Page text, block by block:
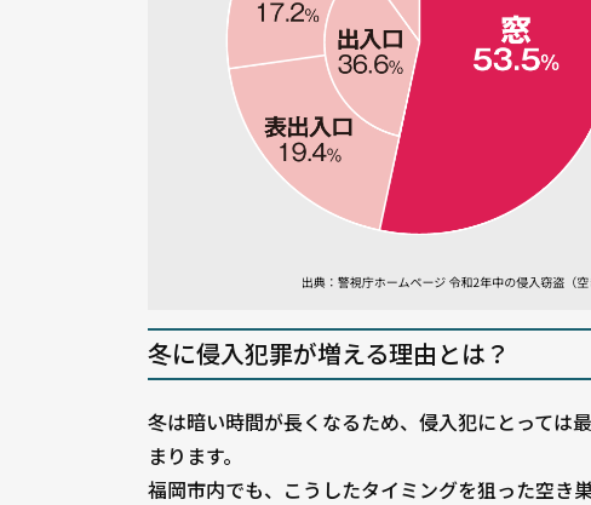
冬に侵入犯罪が増える理由とは？
冬は暗い時間が長くなるため、侵入犯にとっては
まります。
福岡市内でも、こうしたタイミングを狙った空き